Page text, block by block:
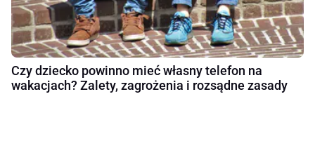
Czy dziecko powinno mieć własny telefon na
wakacjach? Zalety, zagrożenia i rozsądne zasady